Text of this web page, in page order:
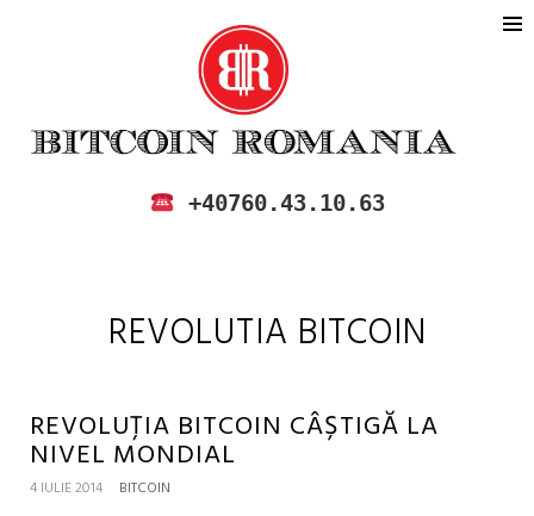
BITCOIN ROMANIA
CUMPARA SI VINDE BITCOIN IN
+40760.43.10.63
REVOLUTIA BITCOIN
REVOLUȚIA BITCOIN CÂȘTIGĂ LA
NIVEL MONDIAL
4 IULIE 2014 BITCOIN